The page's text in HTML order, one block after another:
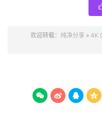
欢迎转载： 纯净分享 » 4K
   